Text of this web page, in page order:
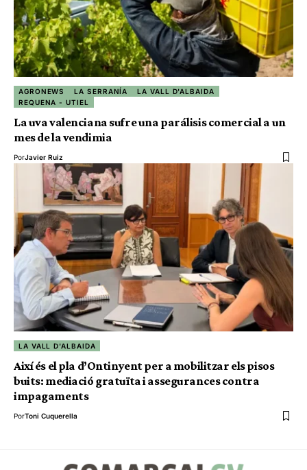
AGRONEWS LA SERRANÍA
LA VALL D'ALBAIDA
REQUENA - UTIEL
La uva valenciana sufre una parálisis comercial a un
mes de la vendimia
PorJavier Ruiz
LA VALL D'ALBAIDA
Així és el pla d’Ontinyent per a mobilitzar els pisos
buits: mediació gratuïta i assegurances contra
impagaments
PorToni Cuquerella